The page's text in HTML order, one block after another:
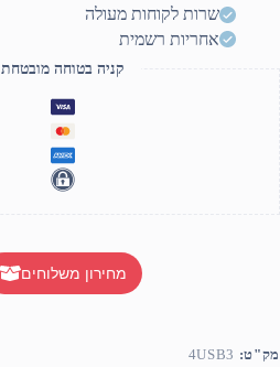
שרות לקוחות מעולה
אחריות רשמית
קניה בטוחה מובטחת
מחירון משלוחים
מק"ט: 4USB3